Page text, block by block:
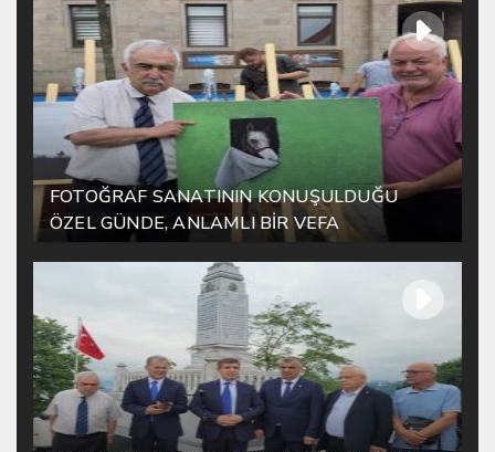
FOTOĞRAF SANATININ KONUŞULDUĞU
ÖZEL GÜNDE, ANLAMLI BİR VEFA